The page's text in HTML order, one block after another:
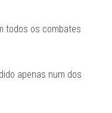
todos os combates
apenas num dos